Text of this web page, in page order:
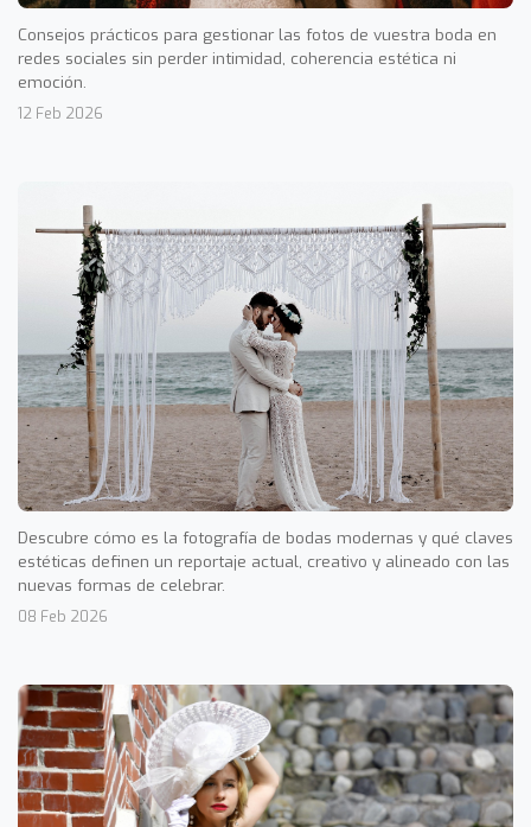
Consejos prácticos para gestionar las fotos de vuestra boda en
redes sociales sin perder intimidad, coherencia estética ni
emoción.
12 Feb 2026
Descubre cómo es la fotografía de bodas modernas y qué claves
estéticas definen un reportaje actual, creativo y alineado con las
nuevas formas de celebrar.
08 Feb 2026